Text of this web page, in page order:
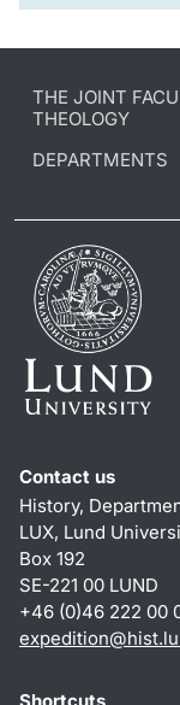
THE JOINT
THEOLOGY
DEPARTMENTS
Contact us
History,
LUX, Lund
Box 192
SE-221 00 LUND
+46 (0)46 222 00